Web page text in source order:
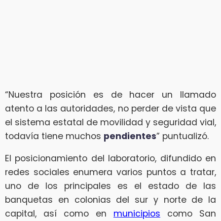
“Nuestra posición es de hacer un llamado
atento a las autoridades, no perder de vista que
el sistema estatal de movilidad y seguridad vial,
todavía tiene muchos pendientes” puntualizó.
El posicionamiento del laboratorio, difundido en
redes sociales enumera varios puntos a tratar,
uno de los principales es el estado de las
banquetas en colonias del sur y norte de la
capital, así como en municipios como San